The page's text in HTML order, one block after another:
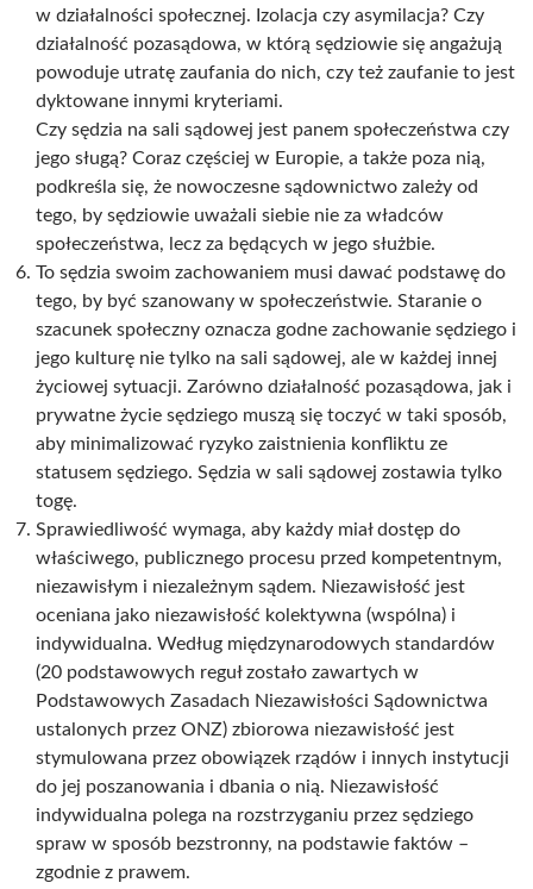
w działalności społecznej. Izolacja czy asymilacja? Czy
działalność pozasądowa, w którą sędziowie się angażują
powoduje utratę zaufania do nich, czy też zaufanie to jest
dyktowane innymi kryteriami.
Czy sędzia na sali sądowej jest panem społeczeństwa czy
jego sługą? Coraz częściej w Europie, a także poza nią,
podkreśla się, że nowoczesne sądownictwo zależy od
tego, by sędziowie uważali siebie nie za władców
społeczeństwa, lecz za będących w jego służbie.
To sędzia swoim zachowaniem musi dawać podstawę do
tego, by być szanowany w społeczeństwie. Staranie o
szacunek społeczny oznacza godne zachowanie sędziego i
jego kulturę nie tylko na sali sądowej, ale w każdej innej
życiowej sytuacji. Zarówno działalność pozasądowa, jak i
prywatne życie sędziego muszą się toczyć w taki sposób,
aby minimalizować ryzyko zaistnienia konfliktu ze
statusem sędziego. Sędzia w sali sądowej zostawia tylko
togę.
Sprawiedliwość wymaga, aby każdy miał dostęp do
właściwego, publicznego procesu przed kompetentnym,
niezawisłym i niezależnym sądem. Niezawisłość jest
oceniana jako niezawisłość kolektywna (wspólna) i
indywidualna. Według międzynarodowych standardów
(20 podstawowych reguł zostało zawartych w
Podstawowych Zasadach Niezawisłości Sądownictwa
ustalonych przez ONZ) zbiorowa niezawisłość jest
stymulowana przez obowiązek rządów i innych instytucji
do jej poszanowania i dbania o nią. Niezawisłość
indywidualna polega na rozstrzyganiu przez sędziego
spraw w sposób bezstronny, na podstawie faktów –
zgodnie z prawem.